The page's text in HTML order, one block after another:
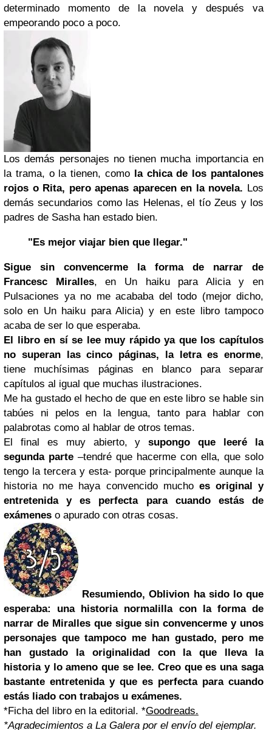
determinado momento de la novela y después va
empeorando poco a poco.
Los demás personajes no tienen mucha importancia en
la trama, o la tienen, como la chica de los pantalones
rojos o Rita, pero apenas aparecen en la novela. Los
demás secundarios como las Helenas, el tío Zeus y los
padres de Sasha han estado bien.
"Es mejor viajar bien que llegar."
Sigue sin convencerme la forma de narrar de
Francesc Miralles, en Un haiku para Alicia y en
Pulsaciones ya no me acababa del todo (mejor dicho,
solo en Un haiku para Alicia) y en este libro tampoco
acaba de ser lo que esperaba.
El libro en sí se leemuy rápido ya que los capítulos
no superan las cinco páginas, la letra es enorme,
tiene muchísimas páginas en blanco para separar
capítulos al igual que muchas ilustraciones.
Me ha gustado el hecho de que en este libro se hable sin
tabúes ni pelos en la lengua, tanto para hablar con
palabrotas como al hablar de otros temas.
El final es muy abierto, ysupongo que leeré la
segunda parte –tendré que hacerme con ella, que solo
tengo la tercera y esta- porque principalmente aunque la
historia no me haya convencido mucho es original y
entretenida y es perfecta para cuando estás de
exámenes o apurado con otras cosas.
Resumiendo, Oblivion ha sido lo que
esperaba: una historia normalilla con la forma de
narrar de Miralles que sigue sin convencerme y unos
personajes que tampoco me han gustado, pero me
han gustado la originalidad con la que lleva la
historia y lo ameno que se lee. Creo que es una saga
bastante entretenida y que es perfecta para cuando
estás liado con trabajos u exámenes.
*Ficha del libro en la editorial. *Goodreads.
*Agradecimientos a La Galera por el envío del ejemplar.